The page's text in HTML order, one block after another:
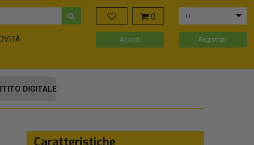
0 IT
Accedi Registrati
DIGITALE